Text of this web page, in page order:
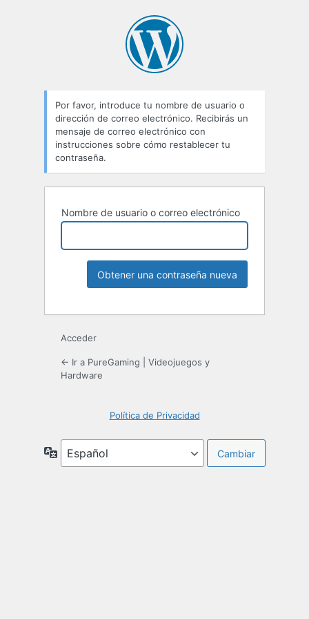
Por favor, introduce tu nombre de usuario o
dirección de correo electrónico. Recibirás un
mensaje de correo electrónico con
instrucciones sobre cómo restablecer tu
contraseña.
Nombre de usuario o correo electrónico
Acceder
← Ir a PureGaming | Videojuegos y
Hardware
Política de Privacidad
Idioma